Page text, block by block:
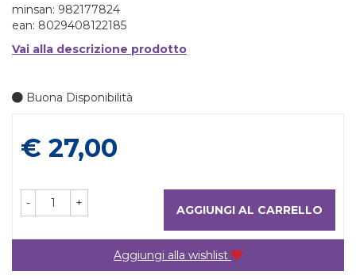
minsan: 982177824
ean: 8029408122185
Vai alla descrizione prodotto
Buona Disponibilità
Prezzo
€ 27,00
- + AGGIUNGI AL CARRELLO
Aggiungi alla wishlist